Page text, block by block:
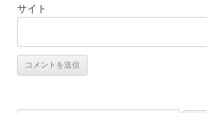
サイト